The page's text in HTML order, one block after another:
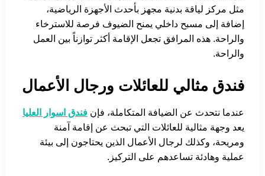
مثل مركز لياقة بدنية مجهز بأحدث الأجهزة الرياضية،
إضافة إلى مسبح داخلي يمنح الضيوف فرصة للاسترخاء
والراحة. هذه المرافق تجعل الإقامة أكثر توازناً بين العمل
والراحة.
فندق مثالي للعائلات ورجال الأعمال
عندما نتحدث عن الضيافة المتكاملة، فإن فندق اسوار العليا
يعد وجهة مثالية للعائلات التي تبحث عن إقامة آمنة
ومريحة، وكذلك لرجال الأعمال الذين يحتاجون إلى بيئة
عملية وهادئة تساعدهم على التركيز.